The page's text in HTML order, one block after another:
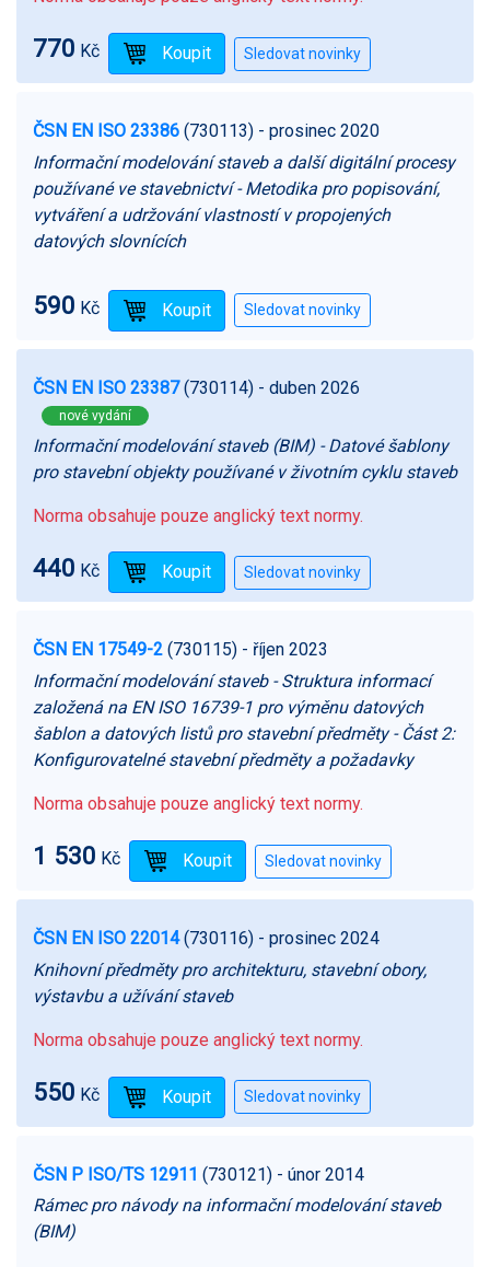
770 Kč
ČSN EN ISO 23386 (730113) - prosinec 2020
Informační modelování staveb a další digitální procesy
používané ve stavebnictví - Metodika pro popisování,
vytváření a udržování vlastností v propojených
datových slovnících
590 Kč
ČSN EN ISO 23387(730114) - duben 2026
nové vydání
Informační modelování staveb (BIM) - Datové šablony
pro stavební objekty používané v životním cyklu staveb
Norma obsahuje pouze anglický text normy.
440 Kč
ČSN EN 17549-2 (730115) - říjen 2023
Informační modelování staveb - Struktura informací
založená na EN ISO 16739-1 pro výměnu datových
šablon a datových listů pro stavební předměty - Část 2:
Konfigurovatelné stavební předměty a požadavky
Norma obsahuje pouze anglický text normy.
1 530 Kč
ČSN EN ISO 22014(730116) - prosinec 2024
Knihovní předměty pro architekturu, stavební obory,
výstavbu a užívání staveb
Norma obsahuje pouze anglický text normy.
550 Kč
ČSN P ISO/TS 12911 (730121) - únor 2014
Rámec pro návody na informační modelování staveb
(BIM)